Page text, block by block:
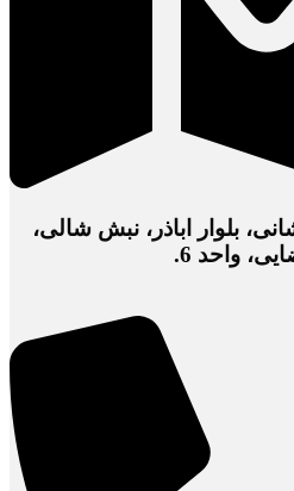
بلوار اباذر، نبش شالی،
ساختمان دفتر خدمات قضایی، واحد 6.